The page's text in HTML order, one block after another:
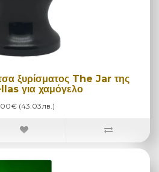
ξυρίσματος The Jar της
για χαμόγελο
(43.03лв.)